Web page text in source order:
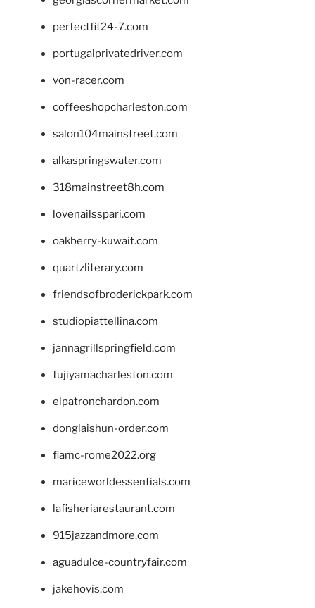
perfectfit24-7.com
portugalprivatedriver.com
von-racer.com
coffeeshopcharleston.com
salon104mainstreet.com
alkaspringswater.com
318mainstreet8h.com
lovenailsspari.com
oakberry-kuwait.com
quartzliterary.com
friendsofbroderickpark.com
studiopiattellina.com
jannagrillspringfield.com
fujiyamacharleston.com
elpatronchardon.com
donglaishun-order.com
fiamc-rome2022.org
mariceworldessentials.com
lafisheriarestaurant.com
915jazzandmore.com
aguadulce-countryfair.com
jakehovis.com